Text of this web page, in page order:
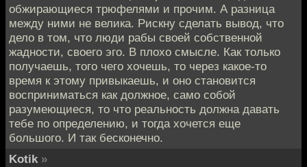
обжирающиеся трюфелями и прочим. А разница
между ними не велика. Рискну сделать вывод, что
дело в том, что люди рабы своей собственной
жадности, своего эго. В плохо смысле. Как только
получаешь, того чего хочешь, то через какое-то
время к этому привыкаешь, и оно становится
восприниматься как должное, само собой
разумеющиеся, то что реальность должна давать
тебе по определению, и тогда хочется еще
большого. И так бесконечно.
Kotik »